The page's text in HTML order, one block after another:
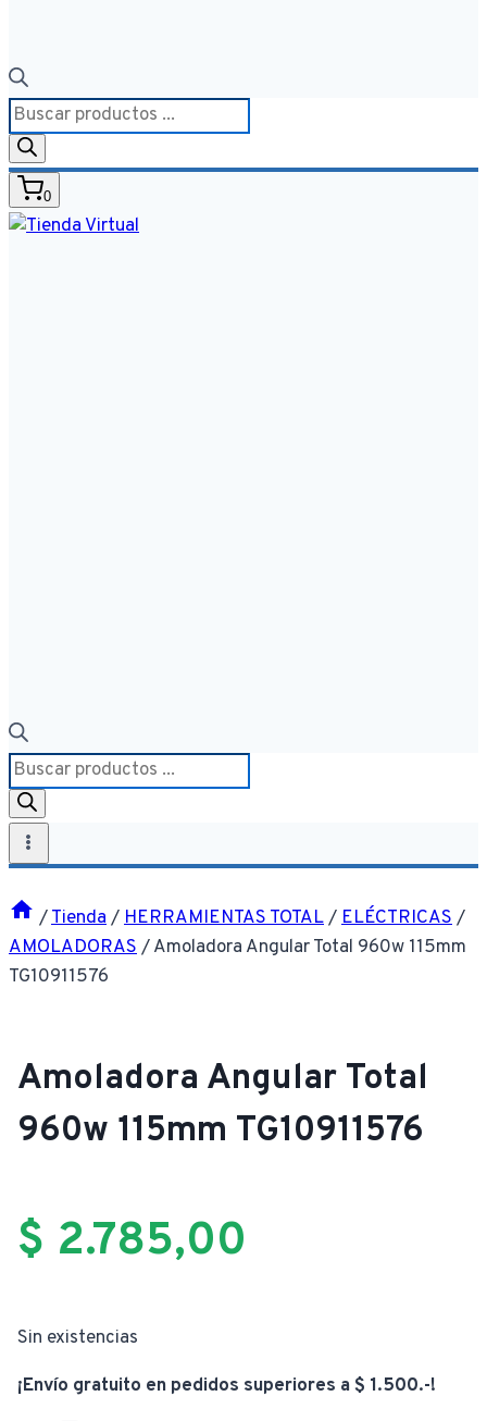
Búsqueda
de
productos
0
Búsqueda
de
productos
/Tienda/HERRAMIENTAS TOTAL/ELÉCTRICAS/
AMOLADORAS/Amoladora Angular Total 960w 115mm
TG10911576
Amoladora Angular Total
960w 115mm TG10911576
$ 2.785,00
Sin existencias
¡Envío gratuito en pedidos superiores a $ 1.500.-!